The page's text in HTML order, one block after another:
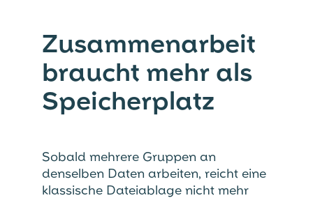
Zusammenarbeit
braucht mehr als
Speicherplatz
Sobald mehrere Gruppen an
denselben Daten arbeiten, reicht eine
klassische Dateiablage nicht mehr